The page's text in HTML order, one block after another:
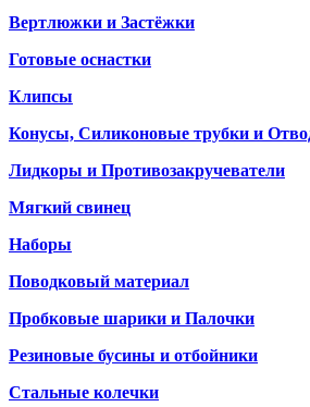
Вертлюжки и Застёжки
Готовые оснастки
Клипсы
Конусы, Силиконовые трубки и
Лидкоры и Противозакручеватели
Мягкий свинец
Наборы
Поводковый материал
Пробковые шарики и Палочки
Резиновые бусины и отбойники
Стальные колечки